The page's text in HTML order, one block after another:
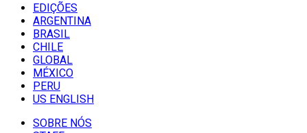
EDIÇÕES
ARGENTINA
BRASIL
CHILE
GLOBAL
MÉXICO
PERU
US ENGLISH
SOBRE NÓS